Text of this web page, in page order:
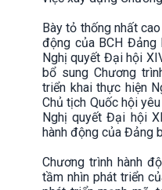
Bày tỏ thống nhất
động của BCH Đảng
Nghị quyết Đại hội
bổ sung Chương
triển khai thực hiện
Chủ tịch Quốc hội
Nghị quyết Đại hội
hành động của Đảng
Chương trình hành
tầm nhìn phát triển